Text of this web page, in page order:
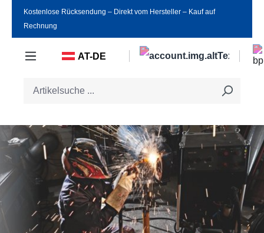
Zum Hauptinhalt springen
Kostenlose Rücksendung ‒ Direkt vom Hersteller ‒ Kauf auf
Rechnung
AT-DE